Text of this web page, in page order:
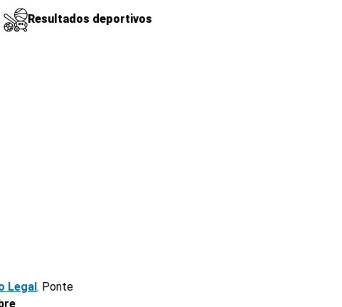
Resultados deportivos
Legal. Ponte